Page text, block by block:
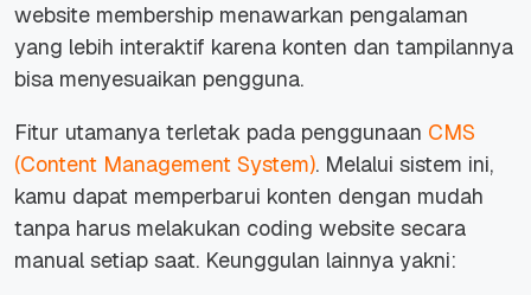
website membership menawarkan pengalaman
yang lebih interaktif karena konten dan tampilannya
bisa menyesuaikan pengguna.
Fitur utamanya terletak pada penggunaan CMS
(Content Management System). Melalui sistem ini,
kamu dapat memperbarui konten dengan mudah
tanpa harus melakukan coding website secara
manual setiap saat. Keunggulan lainnya yakni: